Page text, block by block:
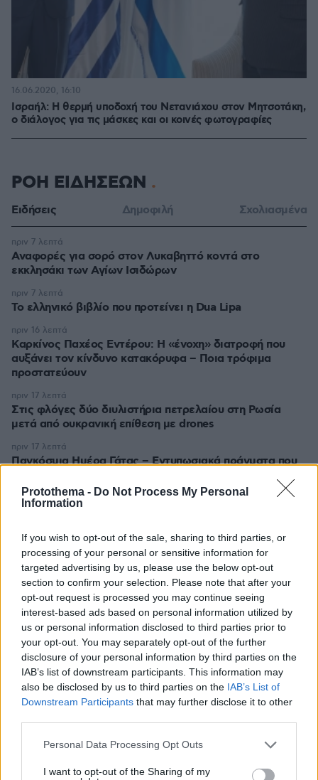
Protothema - Do Not Process My Personal
Information
If you wish to opt-out of the sale, sharing to third parties, or
processing of your personal or sensitive information for
targeted advertising by us, please use the below opt-out
section to confirm your selection. Please note that after your
opt-out request is processed you may continue seeing
interest-based ads based on personal information utilized by
us or personal information disclosed to third parties prior to
your opt-out. You may separately opt-out of the further
disclosure of your personal information by third parties on the
IAB’s list of downstream participants. This information may
also be disclosed by us to third parties on the IAB’s List of
Downstream Participants that may further disclose it to other
Please note that this website/app uses one or more Google
not limited to your visit or usage behaviour. You may click to
Personal Data Processing Opt Outs
I want to opt-out of the Sharing of my
Ισραήλ: Η θερμή υποδοχή του Νετανιάχου στον Μητσοτάκη,
ο διάλογος για τις μάσκες και οι κοινές φωτογραφίες
16.06.2020, 16:10
ΡΟΗ ΕΙΔΗΣΕΩΝ
Ειδήσεις Δημοφιλή Σχολιασμένα
Αναφορές για σορό στον Λυκαβηττό κοντά στο
εκκλησάκι των Αγίων Ισιδώρων
πριν 7 λεπτά
Το ελληνικό βιβλίο που προτείνει η Dua Lipa
πριν 7 λεπτά
Καρκίνος Παχέος Εντέρου: Η «ένοχη» διατροφή που
αυξάνει τον κίνδυνο κατακόρυφα – Ποια τρόφιμα
προστατεύουν
πριν 16 λεπτά
Στις φλόγες δύο διυλιστήρια πετρελαίου στη Ρωσία
μετά από ουκρανική επίθεση με drones
πριν 17 λεπτά
Παγκόσμια Ημέρα Γάτας – Εντυπωσιακά πράγματα που
πριν 17 λεπτά
πριν 17 λεπτά
Από τη Μόρια στον γάμο, τη ΜΚΟ και την κατηγορία για
φόνο: Η σκοτεινή διαδρομή του 26χρονου Αφγανού που
σκότωσε τη Βρετανίδα στην Κυψέλη
πριν 29 λεπτά
Η 13χρονη Νορθ Γουέστ ραπάρει για «προδοσία» και
«πόνο» στο νέο της τραγούδι, δείτε τη στο βιντεοκλίπ
της
πριν 31 λεπτά
10 ελληνικά νησιά για διακοπές χωρίς πρόγραμμα
παραλία της Χαλκιδικής